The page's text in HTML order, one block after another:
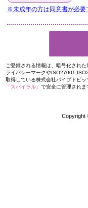
※未成年の方は同意書が必要
ご登録される情報は、暗号化され
ライバシーマークや
取得している株式会社パイプドビッ
「スパイラル」 で安全に管理されま
Copyright